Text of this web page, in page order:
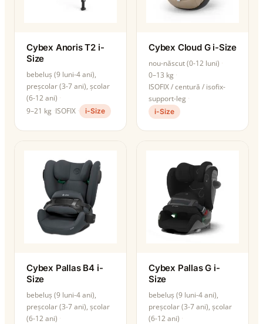
Cybex Anoris T2 i-
Size
bebeluș (9 luni-4 ani),
preșcolar (3-7 ani), școlar
(6-12 ani)
9–21 kg ISOFIX i-Size
Cybex Cloud G i-Size
nou-născut (0-12 luni)
0–13 kg
ISOFIX / centură / isofix-
support-leg
i-Size
Cybex Pallas B4 i-
Size
bebeluș (9 luni-4 ani),
preșcolar (3-7 ani), școlar
(6-12 ani)
Cybex Pallas G i-
Size
bebeluș (9 luni-4 ani),
preșcolar (3-7 ani), școlar
(6-12 ani)